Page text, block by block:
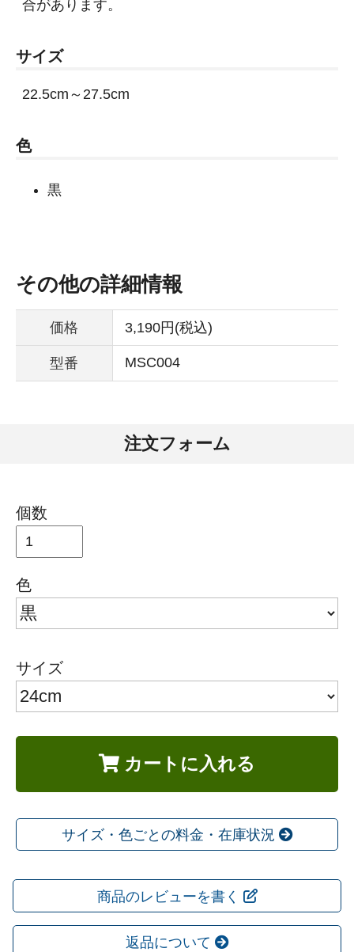
合があります。
サイズ
22.5cm～27.5cm
色
黒
その他の詳細情報
価格 3,190円(税込)
型番 MSC004
注文フォーム
個数
色
サイズ
カートに入れる
サイズ・色ごとの料金・在庫状況
商品のレビューを書く
返品について